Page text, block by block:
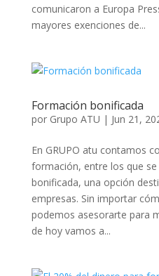
comunicaron a Europa
mayores exenciones de...
Formación bonificada
por Grupo ATU | Jun 21,
En GRUPO atu contamos
formación, entre los que
bonificada, una opción
empresas. Sin importar
podemos asesorarte para
de hoy vamos a...